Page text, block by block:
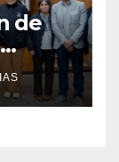
de
el